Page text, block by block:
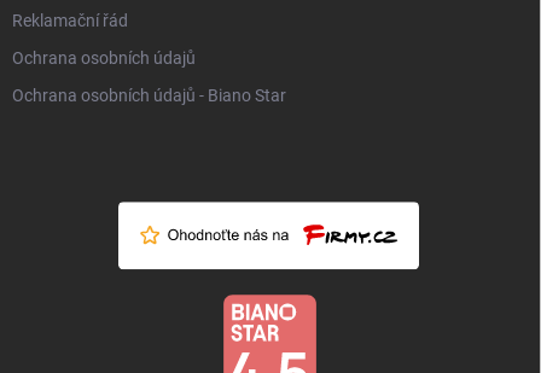
Reklamační řád
Ochrana osobních údajů
Ochrana osobních údajů - Biano Star